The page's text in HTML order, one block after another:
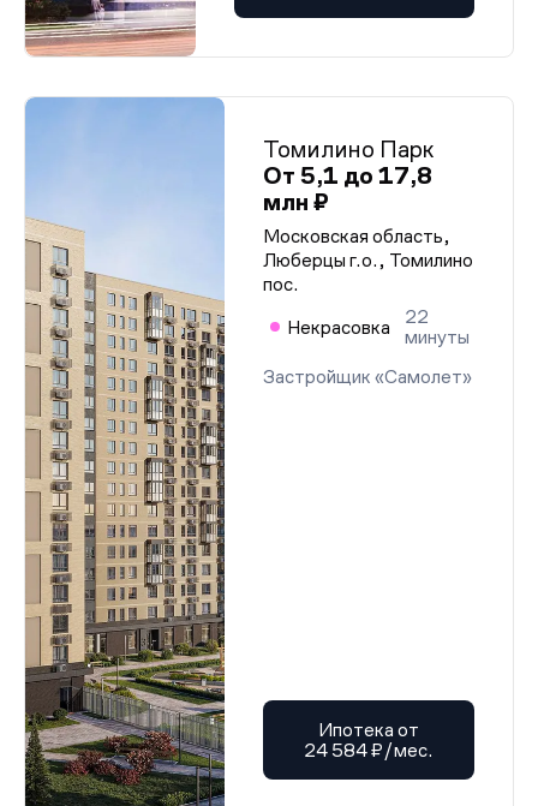
Томилино Парк
От 5,1 до 17,8
млн ₽
Московская область,
Люберцы г.о., Томилино
пос.
Некрасовка
22
минуты
Застройщик «Самолет»
Ипотека от
24 584 ₽/мес.